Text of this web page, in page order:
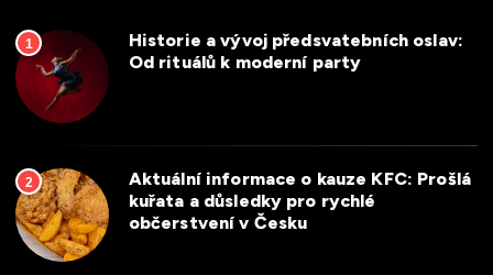
1
Historie a vývoj předsvatebních oslav:
Od rituálů k moderní party
2
Aktuální informace o kauze KFC: Prošlá
kuřata a důsledky pro rychlé
občerstvení v Česku